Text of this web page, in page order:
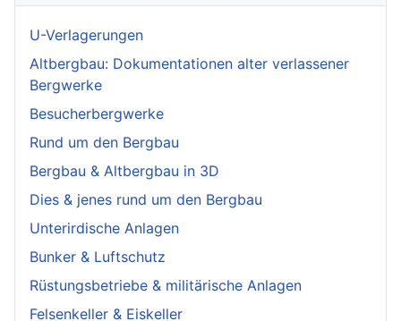
U-Verlagerungen
Altbergbau: Dokumentationen alter verlassener
Bergwerke
Besucherbergwerke
Rund um den Bergbau
Bergbau & Altbergbau in 3D
Dies & jenes rund um den Bergbau
Unterirdische Anlagen
Bunker & Luftschutz
Rüstungsbetriebe & militärische Anlagen
Felsenkeller & Eiskeller